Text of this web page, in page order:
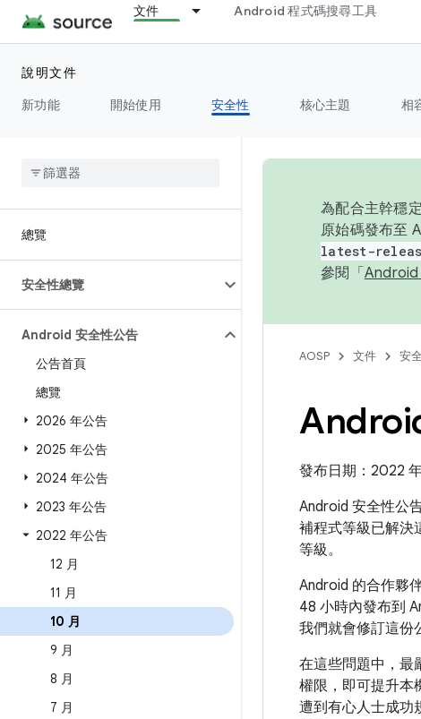
文件 Android 程式碼搜尋工具
說明文件
新功能
開始使用 安全性 核心主題 相
總覽
安全性總覽
Android 安全性公告
公告首頁
總覽
2026 年公告
2025 年公告
2024 年公告
2023 年公告
2022 年公告
12 月
11 月
10 月
9 月
8 月
7 月
為配合主幹穩
原始碼發布至
latest-
參閱「 Android
AOSP 文件 安
發布日期：2022
Android 安全性公
補程式等級已解決
等級。
Android 的合作夥
48 小時內發布到
我們就會修訂這份
在這些問題中，最
權限，即可提升本
遭到有心人士成功